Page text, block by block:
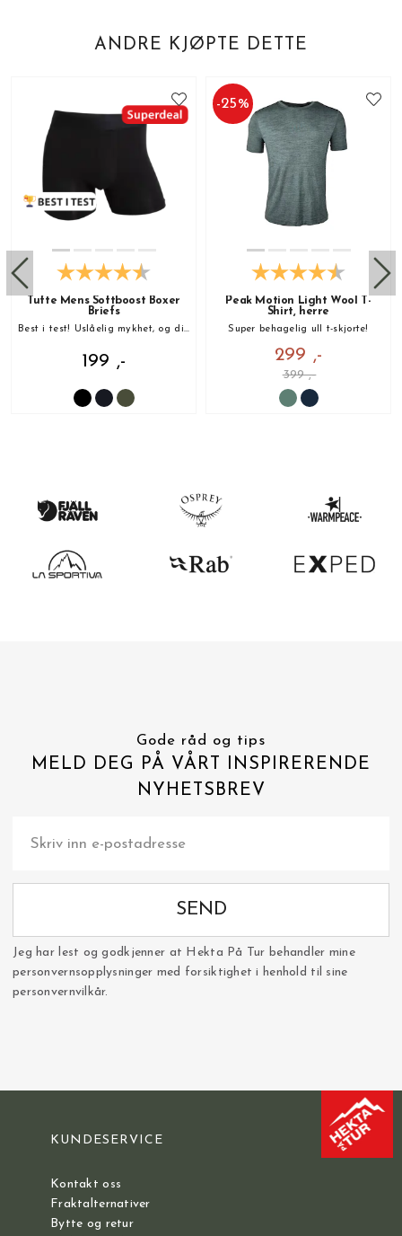
ANDRE KJØPTE DETTE
Tufte Mens Softboost Boxer
Briefs
Best i test! Uslåelig mykhet, og din nye favoritt!
199 ,-
-25%
Peak Motion Light Wool T-
Shirt, herre
Super behagelig ull t-skjorte!
299 ,-
399 ,-
Gode råd og tips
MELD DEG PÅ VÅRT INSPIRERENDE
NYHETSBREV
SEND
Jeg har lest og godkjenner at Hekta På Tur behandler mine
personvernsopplysninger med forsiktighet i henhold til sine
personvernvilkår.
KUNDESERVICE
Kontakt oss
Fraktalternativer
Bytte og retur